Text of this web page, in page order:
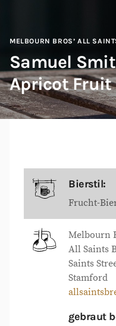
MELBOURN BROS’ ALL
Samuel
Apricot Fruit
Bierstil:
Frucht-
Melbourn
All Saints
Saints
Stamford
gebraut